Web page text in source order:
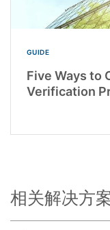
GUIDE
Five Ways to
Verification
相关解决方